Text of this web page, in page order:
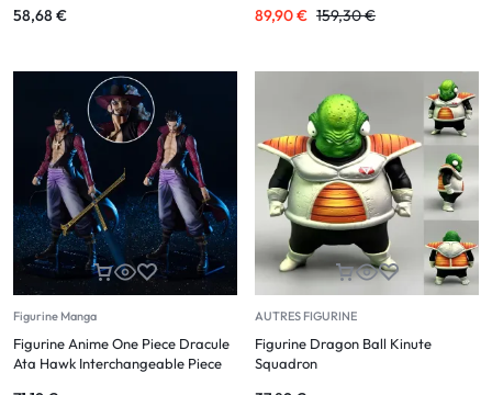
58,68€ 159,30€
89,90€
Figurine Manga
Figurine Anime One Piece Dracule
Ata Hawk Interchangeable Piece
AUTRES FIGURINE
Figurine Dragon Ball Kinute
Squadron